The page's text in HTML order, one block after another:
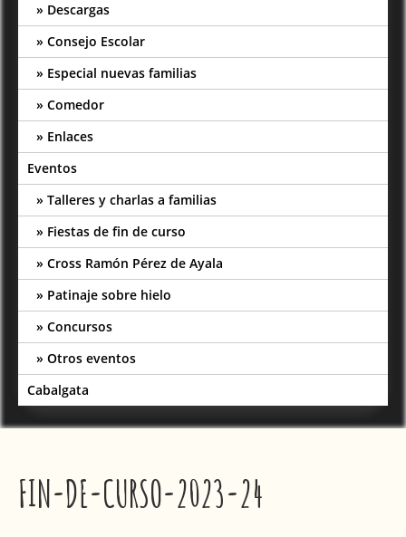
Descargas
Consejo Escolar
Especial nuevas familias
Comedor
Enlaces
Eventos
Talleres y charlas a familias
Fiestas de fin de curso
Cross Ramón Pérez de Ayala
Patinaje sobre hielo
Concursos
Otros eventos
Cabalgata
FIN-DE-CURSO-2023-24